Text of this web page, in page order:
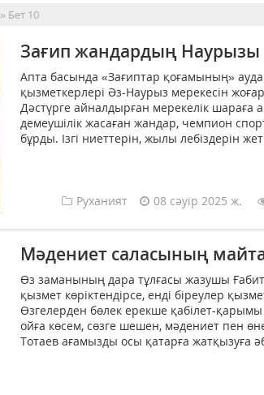
» Бет 10
Зағип жандардың Наурызы
Апта басында «Зағиптар қоғамының»
қызметкерлері Әз-Наурыз мерекесін
Дәстүрге айналдырған мерекелік шараға
демеушілік жасаған жандар, чемпион
бұрды. Ізгі ниеттерін, жылы лебіздерін
Руханият 08 сәуір 2025 ж.
Мәдениет саласының
Өз заманының дара тұлғасы жазушы Ғабит
қызмет көріктендірсе, енді біреулер
Өзгелерден бөлек ерекше қабілет-қарымы
ойға көсем, сөзге шешен, мәдениет пен
Тотаев ағамызды осы қатарға жатқызуға